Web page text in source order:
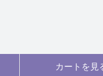
カートを見